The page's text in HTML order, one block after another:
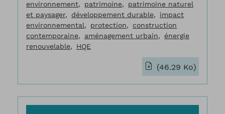
environnement
patrimoine
patrimoine naturel
et paysager
développement durable
impact
environnemental
protection
construction
contemporaine
aménagement urbain
énergie
renouvelable
HQE
(46.29 Ko)